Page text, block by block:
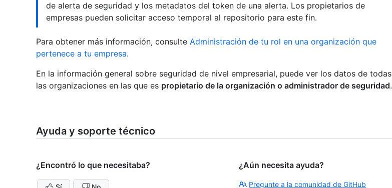
de alerta de seguridad y los metadatos del token de una alerta. Los propietarios de
empresas pueden solicitar acceso temporal al repositorio para este fin.
Para obtener más información, consulte Administración de tu rol en una organización que
pertenece a tu empresa.
En la información general sobre seguridad de nivel empresarial, puede ver los datos de todas
las organizaciones en las que es propietario de la organización o administrador de seguridad.
Ayuda y soporte técnico
¿Encontró lo que necesitaba? ¿Aún necesita ayuda?
Pregunte a la comunidad de GitHub